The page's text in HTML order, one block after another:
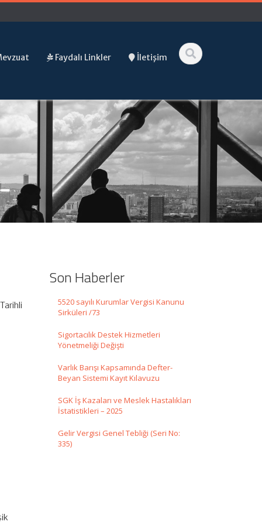
Faydalı Linkler İletişim
Son Haberler
5520 sayılı Kurumlar Vergisi Kanunu
Sirküleri /73
Sigortacılık Destek Hizmetleri
Yönetmeliği Değişti
Varlık Barışı Kapsamında Defter-
Beyan Sistemi Kayıt Kılavuzu
SGK İş Kazaları ve Meslek Hastalıkları
İstatistikleri – 2025
Gelir Vergisi Genel Tebliği (Seri No:
335)